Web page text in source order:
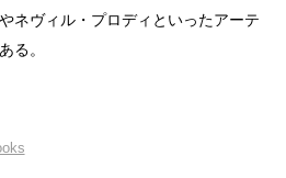
ネヴィル・プロディといったアーテ
る。